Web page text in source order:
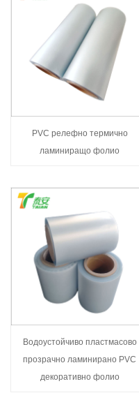
PVC релефно термично
ламиниращо фолио
Водоустойчиво пластмасово
прозрачно ламинирано PVC
декоративно фолио